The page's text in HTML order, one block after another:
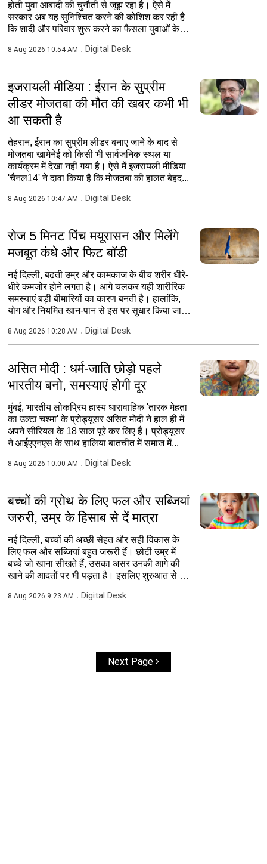
होती युवा आबादी की चुनौती से जूझ रहा है। ऐसे में
सरकार अब यह सुनिश्चित करने की कोशिश कर रही है
कि शादी और परिवार शुरू करने का फैसला युवाओं के
8 Aug 2026 10:54 AM Digital Desk
इजरायली मीडिया : ईरान के सुप्रीम
लीडर मोजतबा की मौत की खबर कभी भी
आ सकती है
तेहरान, ईरान का सुप्रीम लीडर बनाए जाने के बाद से
मोजतबा खामेनेई को किसी भी सार्वजनिक स्थल या
कार्यक्रम में देखा नहीं गया है। ऐसे में इजरायली मीडिया
'चैनल14' ने दावा किया है कि मोजतबा की हालत बेहद...
8 Aug 2026 10:47 AM Digital Desk
रोज 5 मिनट पिंच मयूरासन और मिलेंगे
मजबूत कंधे और फिट बॉडी
नई दिल्ली, बढ़ती उम्र और कामकाज के बीच शरीर धीरे-
धीरे कमजोर होने लगता है। आगे चलकर यही शारीरिक
समस्याएं बड़ी बीमारियों का कारण बनती है। हालांकि,
योग और नियमित खान-पान से इस पर सुधार किया जा
8 Aug 2026 10:28 AM Digital Desk
असित मोदी : धर्म-जाति छोड़ो पहले
भारतीय बनो, समस्याएं होगी दूर
मुंबई, भारतीय लोकप्रिय हास्य धारावाहिक 'तारक मेहता
का उल्टा चश्मा' के प्रोड्यूसर असित मोदी ने हाल ही में
अपने सीरियल के 18 साल पूरे कर लिए हैं। प्रोड्यूसर
ने आईएएनएस के साथ हालिया बातचीत में समाज में...
8 Aug 2026 10:00 AM Digital Desk
बच्चों की ग्रोथ के लिए फल और सब्जियां
जरुरी, उम्र के हिसाब से दें मात्रा
नई दिल्ली, बच्चों की अच्छी सेहत और सही विकास के
लिए फल और सब्जियां बहुत जरूरी हैं। छोटी उम्र में
बच्चे जो खाना सीखते हैं, उसका असर उनकी आगे की
खाने की आदतों पर भी पड़ता है। इसलिए शुरुआत से ही
8 Aug 2026 9:23 AM Digital Desk
Next Page